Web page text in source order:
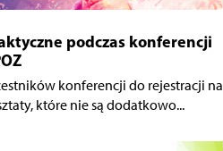
podczas konferencji
konferencji do rejestracji na
które nie są dodatkowo...